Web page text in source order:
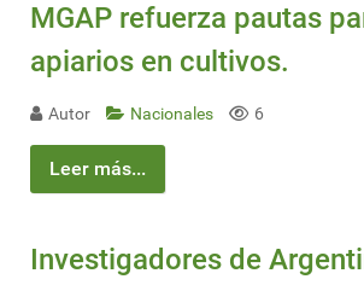
MGAP refuerza pautas
apiarios en cultivos.
Autor Nacionales 6
Leer más...
Investigadores de